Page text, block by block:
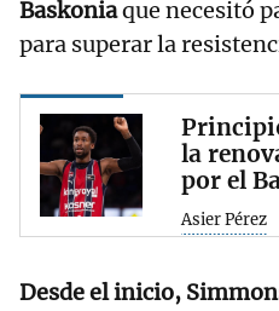
Baskoniaque necesitó
para superar la
la
por el
Asier Pérez
Desde el inicio,